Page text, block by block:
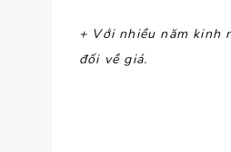
+ Với nhiều năm kinh
đối về giá.